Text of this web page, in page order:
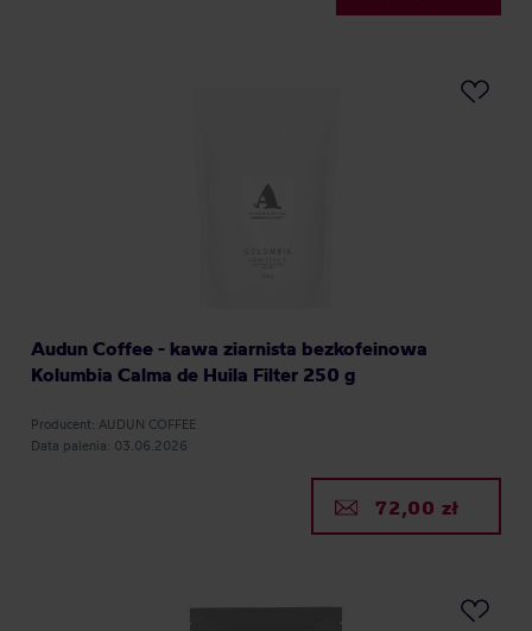
Audun Coffee - kawa ziarnista bezkofeinowa
Kolumbia Calma de Huila Filter 250 g
Producent: AUDUN COFFEE
Data palenia: 03.06.2026
72,00 zł